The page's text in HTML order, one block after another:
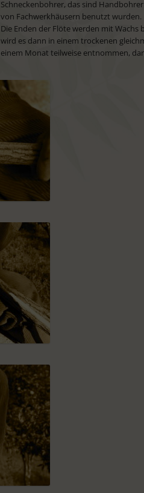
Schneckenbohrer, das sind
von Fachwerkhäusern benutzt wurden.
Die Enden der Flöte werden mit Wachs
wird es dann in einem trockenen
einem Monat teilweise entnommen,